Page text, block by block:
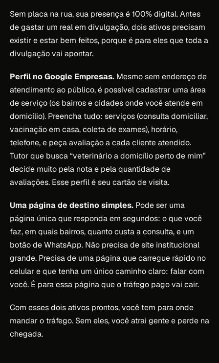
Sem placa na rua, sua presença é 100% digital. Antes
de gastar um real em divulgação, dois ativos precisam
existir e estar bem feitos, porque é para eles que toda a
divulgação vai apontar.
Perfil no Google Empresas. Mesmo sem endereço de
atendimento ao público, é possível cadastrar uma área
de serviço (os bairros e cidades onde você atende em
domicílio). Preencha tudo: serviços (consulta domiciliar,
vacinação em casa, coleta de exames), horário,
telefone, e peça avaliação a cada cliente atendido.
Tutor que busca “veterinário a domicílio perto de mim”
decide muito pela nota e pela quantidade de
avaliações. Esse perfil é seu cartão de visita.
Uma página de destino simples. Pode ser uma
página única que responda em segundos: o que você
faz, em quais bairros, quanto custa a consulta, e um
botão de WhatsApp. Não precisa de site institucional
grande. Precisa de uma página que carregue rápido no
celular e que tenha um único caminho claro: falar com
você. É para essa página que o tráfego pago vai cair.
Com esses dois ativos prontos, você tem para onde
mandar o tráfego. Sem eles, você atrai gente e perde na
chegada.